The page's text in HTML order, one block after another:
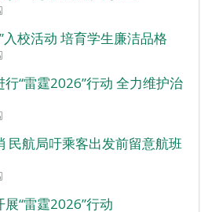
入校活动 培育学生廉洁品格
“雷霆2026”行动 全力维护治
民航局吁乘客出发前留意航班
“雷霆2026”行动